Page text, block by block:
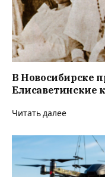
В Новосибирске
Елисаветинские
Читать далее